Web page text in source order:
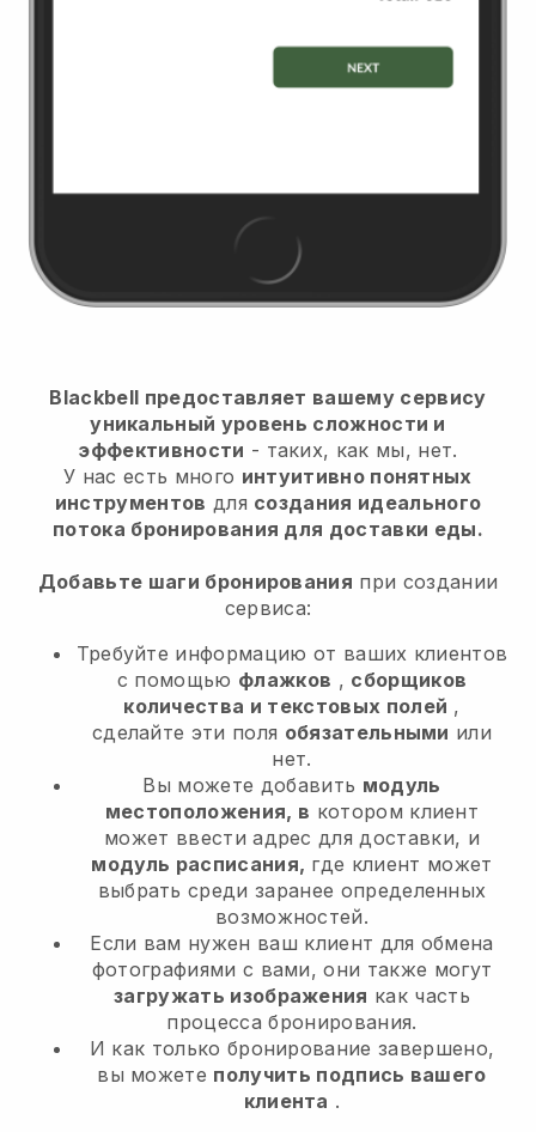
Blackbell предоставляет вашему сервису
уникальный уровень сложности и
эффективности - таких, как мы, нет.
У нас есть много интуитивно понятных
инструментов для создания идеального
потока бронирования для доставки еды.
Добавьте шаги бронирования при создании
сервиса:
Требуйте информацию от ваших клиентов
с помощью флажков , сборщиков
количества и текстовых полей ,
сделайте эти поля обязательными или
нет.
Вы можете добавить модуль
местоположения, в котором клиент
может ввести адрес для доставки, и
модуль расписания, где клиент может
выбрать среди заранее определенных
возможностей.
Если вам нужен ваш клиент для обмена
фотографиями с вами, они также могут
загружать изображения как часть
процесса бронирования.
И как только бронирование завершено,
вы можете получить подпись вашего
клиента .